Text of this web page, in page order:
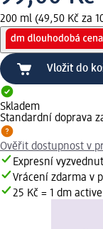
200 ml (49,50 Kč za
Vložit do
Skladem
Standardní doprava
Ověřit dostupnost v
Expresní
Vrácení zdarma v
25 Kč = 1 dm